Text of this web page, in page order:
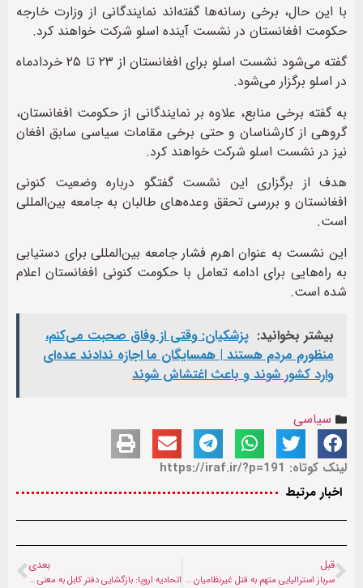
با این حال، برخی رسانه‌ها گفته‌اند نمایندگانی از وزارت خارجه
حکومت افغانستان در نشست آینده اسلو شرکت خواهند کرد.
گفته می‌شود نشست اسلو برای افغانستان از ۲۳ تا ۲۵ خردادماه
در اسلو برگزار می‌شود.
به گفته برخی منابع، علاوه بر نمایندگانی از حکومت افغانستان،
گروهی از کارشناسان و حتی برخی مقامات سیاسی سابق افغان
نیز در نشست اسلو شرکت خواهند کرد.
هدف از برگزاری این نشست گفتگو درباره وضعیت کنونی
افغانستان و بررسی تحقق وعده‌های طالبان به جامعه بین‌المللی
است.
این نشست به عنوان اهرم فشار جامعه بین‌المللی برای دستیابی
به راه‌هایی برای ادامه تعامل با حکومت کنونی افغانستان اعلام
شده است.
بیشتر بخوانید: پزشکیان: وقتی از وفاق صحبت می‌کنم،
منظورم مردم هستند | همسایگان ما اجازه ندادند عده‌ای
وارد کشور شوند و باعث اغتشاش شوند
سیاسی
لینک کوتاه: https://iraf.ir/?p=191
اخبار مرتبط
قبل
سرباز استرالیایی متهم به قتل غیرنظامیان در افغانستان مجرم شناخته شد
بعدی
اتحادیه اروپا: بازگشایی دفتر کابل به معنی برسمیت شناختن طالبان نیست